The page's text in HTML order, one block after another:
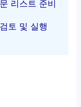
리스트 준비
토 및 실행